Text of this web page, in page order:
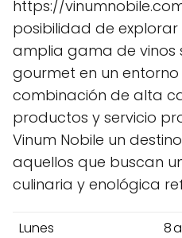
https://
posibilidad de
amplia gama de vinos
gourmet en un entorno
combinación de alta
productos y servicio
Vinum Nobile un
aquellos que buscan
culinaria y enológica
Lunes
8